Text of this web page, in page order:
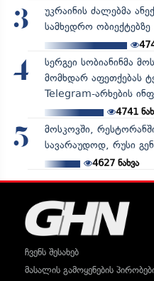
3
უკრაინის ძალებმა
სამხედრო ობიექტებზე
4
სერგეი სობიანინმა
მომხდარ აფეთქებას
Telegram-არხების
4741
5
მოსკოვში,
სავარაუდოდ, რუსი
4627ნახვა
ჩვენს შესახებ
მასალის გამოყენების